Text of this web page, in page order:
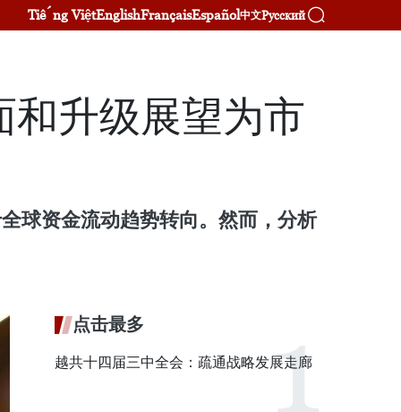
Tiếng ViệtEnglishFrançaisEspañol中文Русский
和升级展望为市
球资金流动趋势转向。然而，分析
点击最多
越共十四届三中全会：疏通战略发展走廊